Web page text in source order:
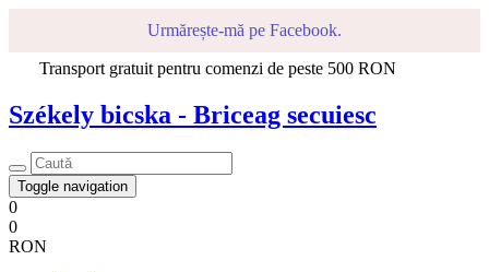
Urmărește-mă pe Facebook.
Transport gratuit pentru comenzi de peste 500 RON
Székely bicska - Briceag secuiesc
Toggle navigation
0
0
RON